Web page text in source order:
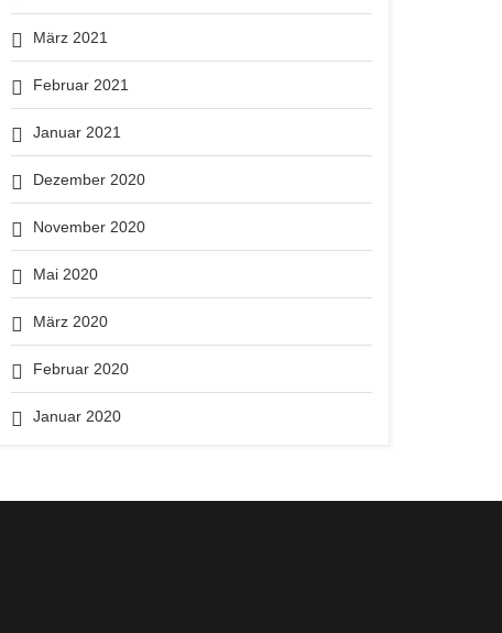
März 2021
Februar 2021
Januar 2021
Dezember 2020
November 2020
Mai 2020
März 2020
Februar 2020
Januar 2020